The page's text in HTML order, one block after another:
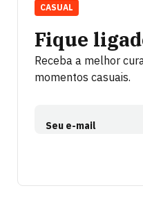
Fique
Receba a melhor
momentos casuais.
Seu e-mail
CASUAL